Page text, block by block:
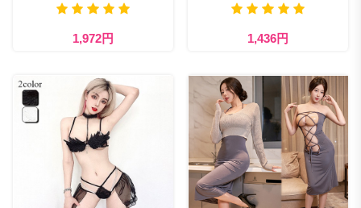
1,972円 1,436円